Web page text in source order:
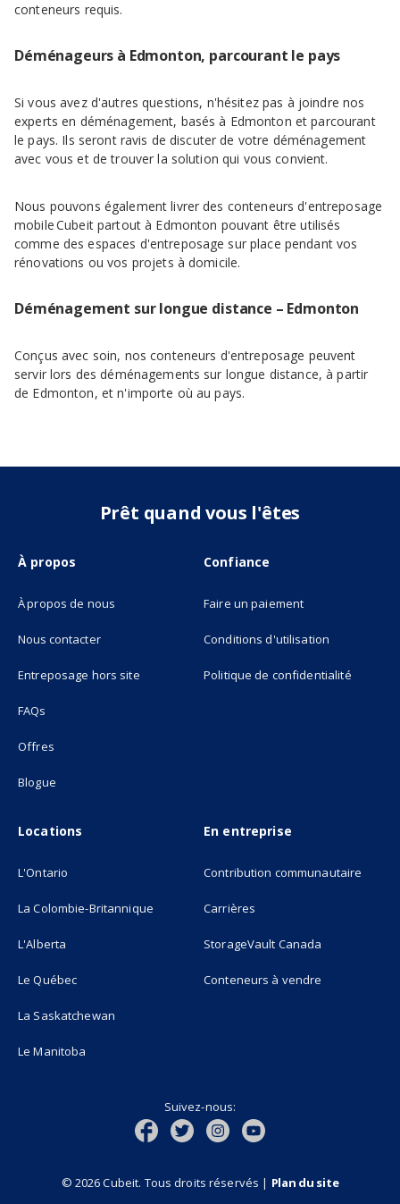
conteneurs requis.
Déménageurs à Edmonton, parcourant le pays
Si vous avez d'autres questions, n'hésitez pas à joindre nos
experts en déménagement, basés à Edmonton et parcourant
le pays. Ils seront ravis de discuter de votre déménagement
avec vous et de trouver la solution qui vous convient.
Nous pouvons également livrer des conteneurs d'entreposage
mobile Cubeit partout à Edmonton pouvant être utilisés
comme des espaces d'entreposage sur place pendant vos
rénovations ou vos projets à domicile.
Déménagement sur longue distance – Edmonton
Conçus avec soin, nos conteneurs d'entreposage peuvent
servir lors des déménagements sur longue distance, à partir
de Edmonton, et n'importe où au pays.
Prêt quand vous l'êtes
À propos
À propos de nous
Nous contacter
Entreposage hors site(opens in new tab)
FAQs
Offres
Blogue
Confiance
Faire un paiement
Conditions d'utilisation
Politique de confidentialité
Locations
L'Ontario
La Colombie-Britannique
L'Alberta
Le Québec
La Saskatchewan
Le Manitoba
En entreprise
Contribution communautaire
Carrières
StorageVault Canada
Conteneurs à vendre
Suivez-nous:
© 2026 Cubeit. Tous droits réservés | Plan du site